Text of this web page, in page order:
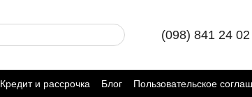
(098) 841 24 02
Кредит и рассрочка Блог
Пользовательское